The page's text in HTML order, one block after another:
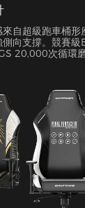
自超級跑車桶形
向支撐。競賽
20,000次循環